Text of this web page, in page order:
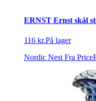
ERNST Ernst skål
116 kr.På lager
Nordic Nest Fra